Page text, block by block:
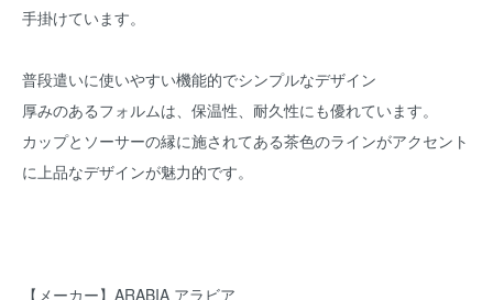
手掛けています。
普段遣いに使いやすい機能的でシンプルなデザイン
厚みのあるフォルムは、保温性、耐久性にも優れています。
カップとソーサーの縁に施されてある茶色のラインがアクセント
に上品なデザインが魅力的です。
【メーカー】ARABIA アラビア